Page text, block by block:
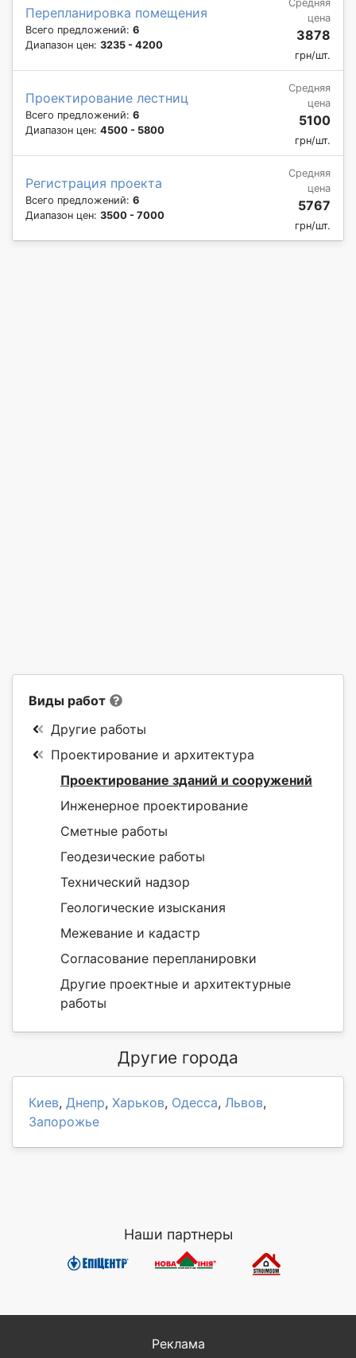
Перепланировка помещения
Всего предложений: 6
Диапазон цен: 3235 - 4200
Средняя
цена
3878
грн/шт.
Проектирование лестниц
Всего предложений: 6
Диапазон цен: 4500 - 5800
Средняя
цена
5100
грн/шт.
Регистрация проекта
Всего предложений: 6
Диапазон цен: 3500 - 7000
Средняя
цена
5767
грн/шт.
Виды работ
Другие работы
Проектирование и архитектура
Проектирование зданий и сооружений
Инженерное проектирование
Сметные работы
Геодезические работы
Технический надзор
Геологические изыскания
Межевание и кадастр
Согласование перепланировки
Другие проектные и архитектурные
работы
Другие города
Киев, Днепр, Харьков, Одесса, Львов,
Запорожье
Наши партнеры
Реклама